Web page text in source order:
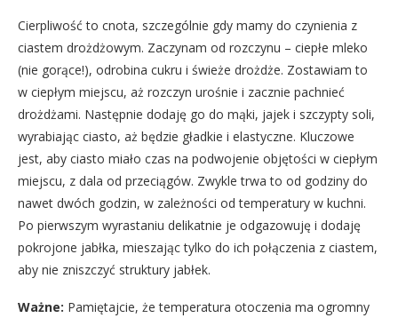
Cierpliwość to cnota, szczególnie gdy mamy do czynienia z
ciastem drożdżowym. Zaczynam od rozczynu – ciepłe mleko
(nie gorące!), odrobina cukru i świeże drożdże. Zostawiam to
w ciepłym miejscu, aż rozczyn urośnie i zacznie pachnieć
drożdżami. Następnie dodaję go do mąki, jajek i szczypty soli,
wyrabiając ciasto, aż będzie gładkie i elastyczne. Kluczowe
jest, aby ciasto miało czas na podwojenie objętości w ciepłym
miejscu, z dala od przeciągów. Zwykle trwa to od godziny do
nawet dwóch godzin, w zależności od temperatury w kuchni.
Po pierwszym wyrastaniu delikatnie je odgazowuję i dodaję
pokrojone jabłka, mieszając tylko do ich połączenia z ciastem,
aby nie zniszczyć struktury jabłek.
Ważne: Pamiętajcie, że temperatura otoczenia ma ogromny